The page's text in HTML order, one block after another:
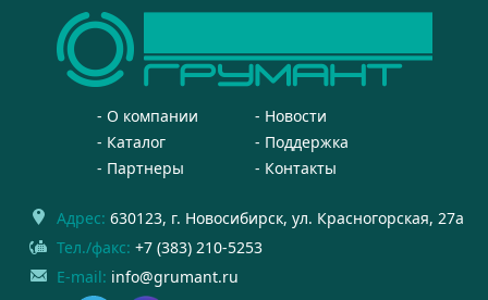
О компании
Новости
Каталог
Поддержка
Партнеры
Контакты
Адрес: 630123, г. Новосибирск, ул. Красногорская, 27а
Тел./факс: +7 (383) 210-5253
E-mail: info@grumant.ru